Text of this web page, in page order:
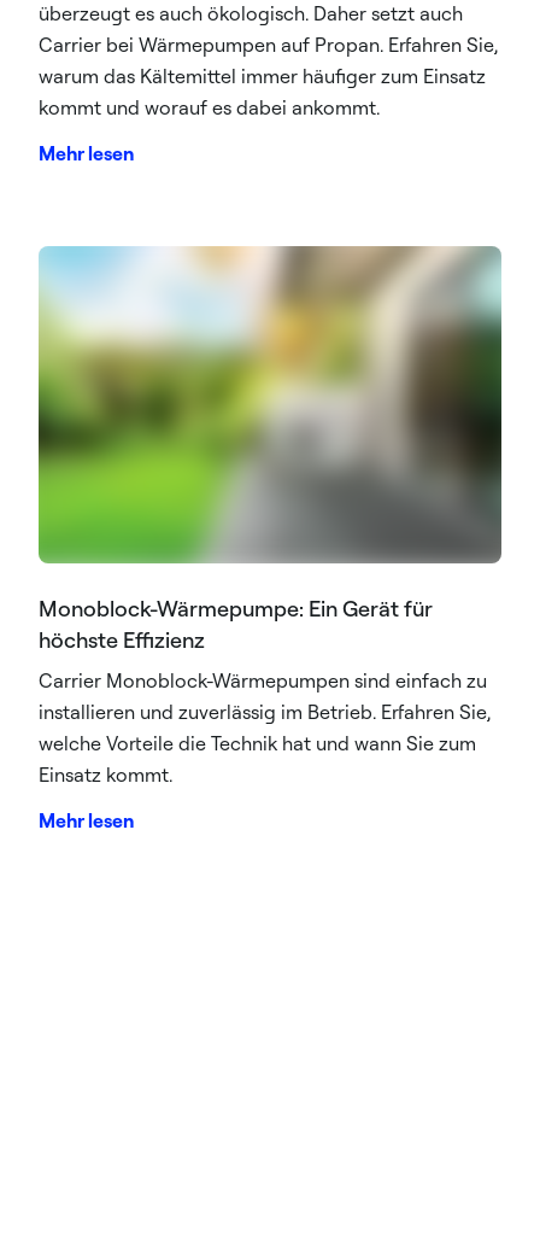
überzeugt es auch ökologisch. Daher setzt auch
Carrier bei Wärmepumpen auf Propan. Erfahren Sie,
warum das Kältemittel immer häufiger zum Einsatz
kommt und worauf es dabei ankommt.
Mehr lesen
Monoblock-Wärmepumpe: Ein Gerät für
höchste Effizienz
Carrier Monoblock-Wärmepumpen sind einfach zu
installieren und zuverlässig im Betrieb. Erfahren Sie,
welche Vorteile die Technik hat und wann Sie zum
Einsatz kommt.
Mehr lesen